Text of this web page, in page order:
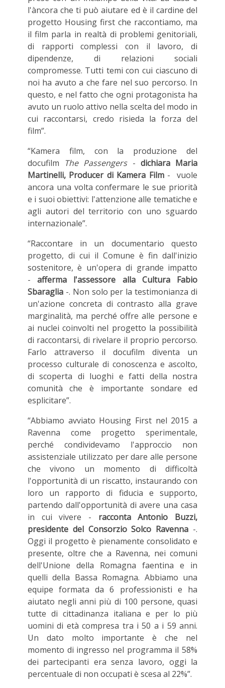
l'àncora che ti può aiutare ed è il cardine del
progetto Housing first che raccontiamo, ma
il film parla in realtà di problemi genitoriali,
di rapporti complessi con il lavoro, di
dipendenze, di relazioni sociali
compromesse. Tutti temi con cui ciascuno di
noi ha avuto a che fare nel suo percorso. In
questo, e nel fatto che ogni protagonista ha
avuto un ruolo attivo nella scelta del modo in
cui raccontarsi, credo risieda la forza del
film”.
“Kamera film, con la produzione del
docufilm The Passengers - dichiara Maria
Martinelli, Producer di Kamera Film - vuole
ancora una volta confermare le sue priorità
e i suoi obiettivi: l'attenzione alle tematiche e
agli autori del territorio con uno sguardo
internazionale”.
“Raccontare in un documentario questo
progetto, di cui il Comune è fin dall'inizio
sostenitore, è un'opera di grande impatto
-afferma l'assessore alla Cultura Fabio
Sbaraglia-. Non solo per la testimonianza di
un'azione concreta di contrasto alla grave
marginalità, ma perché offre alle persone e
ai nuclei coinvolti nel progetto la possibilità
di raccontarsi, di rivelare il proprio percorso.
Farlo attraverso il docufilm diventa un
processo culturale di conoscenza e ascolto,
di scoperta di luoghi e fatti della nostra
comunità che è importante sondare ed
esplicitare”.
“Abbiamo avviato Housing First nel 2015 a
Ravenna come progetto sperimentale,
perché condividevamo l'approccio non
assistenziale utilizzato per dare alle persone
che vivono un momento di difficoltà
l'opportunità di un riscatto, instaurando con
loro un rapporto di fiducia e supporto,
partendo dall'opportunità di avere una casa
in cui vivere - racconta Antonio Buzzi,
presidente del Consorzio Solco Ravenna -.
Oggi il progetto è pienamente consolidato e
presente, oltre che a Ravenna, nei comuni
dell'Unione della Romagna faentina e in
quelli della Bassa Romagna. Abbiamo una
equipe formata da 6 professionisti e ha
aiutato negli anni più di 100 persone, quasi
tutte di cittadinanza italiana e per lo più
uomini di età compresa tra i 50 a i 59 anni.
Un dato molto importante è che nel
momento di ingresso nel programma il 58%
dei partecipanti era senza lavoro, oggi la
percentuale di non occupati è scesa al 22%”.